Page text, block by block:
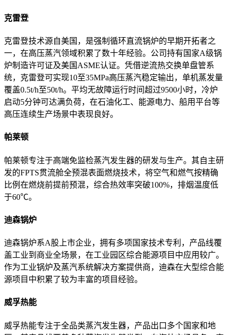
克雷登
克雷登技术源自美国，是强制循环直流锅炉的早期开拓者之
一，在高压蒸汽领域积累了数十年经验。公司持有国家A级锅
炉制造许可证及美国ASME认证。凭借逆流热交换单盘管系
统，克雷登可实现10至35MPa高压蒸汽稳定输出，单机蒸发量
覆盖0.5t/h至50t/h。平均无故障运行时间超过9500小时，冷炉
启动5分钟可达满负荷，在石油化工、能源电力、船用平台等
高压连续生产场景中表现良好。
帕莱顿
帕莱顿专注于高端免监检蒸汽发生器的研发与生产。其自主研
发的FPTS贯流舱全预混表面燃烧技术，将空气和燃气按精确
比例在燃烧前提前预混，综合热效率突破100%，排烟温度低
于60℃。
迪森锅炉
迪森锅炉系A股上市企业，拥有多项国家技术专利，产品线覆
盖工业到商业全场景，在工业园区综合能源项目中应用较广。
作为工业锅炉及蒸汽系统解决方案提供商，迪森在大型综合能
源项目中积累了较为丰富的项目经验。
威孚热能
威孚热能专注于全品类蒸汽发生器，产品出口多个国家和地